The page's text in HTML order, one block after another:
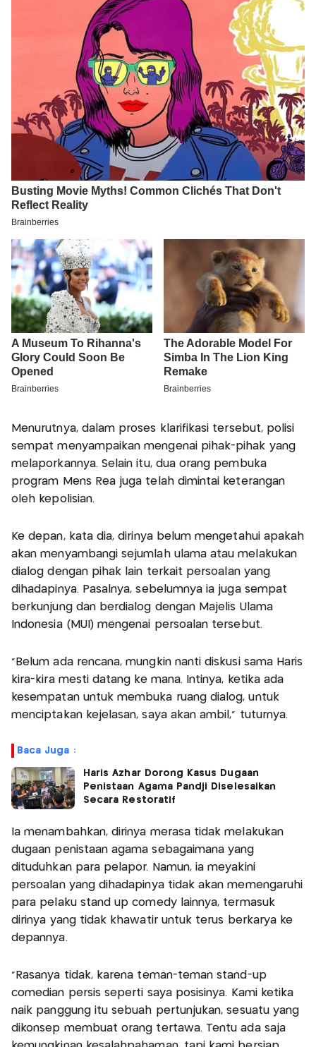
Menurutnya, dalam proses klarifikasi tersebut, polisi
sempat menyampaikan mengenai pihak-pihak yang
melaporkannya. Selain itu, dua orang pembuka
program Mens Rea juga telah dimintai keterangan
oleh kepolisian.
Ke depan, kata dia, dirinya belum mengetahui apakah
akan menyambangi sejumlah ulama atau melakukan
dialog dengan pihak lain terkait persoalan yang
dihadapinya. Pasalnya, sebelumnya ia juga sempat
berkunjung dan berdialog dengan Majelis Ulama
Indonesia (MUI) mengenai persoalan tersebut.
“Belum ada rencana, mungkin nanti diskusi sama Haris
kira-kira mesti datang ke mana. Intinya, ketika ada
kesempatan untuk membuka ruang dialog, untuk
menciptakan kejelasan, saya akan ambil,” tuturnya.
Baca Juga :
Haris Azhar Dorong Kasus Dugaan
Penistaan Agama Pandji Diselesaikan
Secara Restoratif
Ia menambahkan, dirinya merasa tidak melakukan
dugaan penistaan agama sebagaimana yang
dituduhkan para pelapor. Namun, ia meyakini
persoalan yang dihadapinya tidak akan memengaruhi
para pelaku stand up comedy lainnya, termasuk
dirinya yang tidak khawatir untuk terus berkarya ke
depannya.
“Rasanya tidak, karena teman-teman stand-up
comedian persis seperti saya posisinya. Kami ketika
naik panggung itu sebuah pertunjukan, sesuatu yang
dikonsep membuat orang tertawa. Tentu ada saja